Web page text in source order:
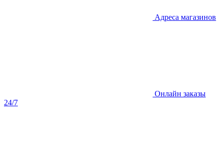
Адреса магазинов
Онлайн заказы
24/7